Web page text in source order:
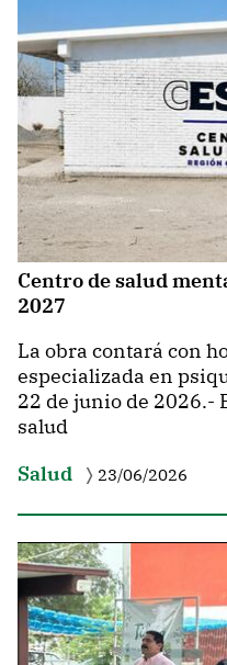
Centro de salud
2027
La obra contará con
especializada en
22 de junio de 2026.-
salud
Salud
23/06/2026